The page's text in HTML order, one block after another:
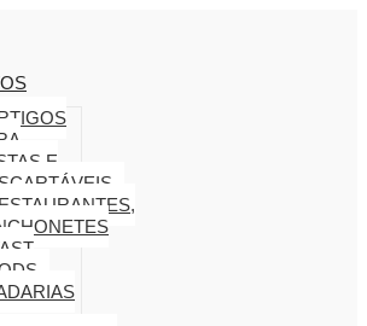
E